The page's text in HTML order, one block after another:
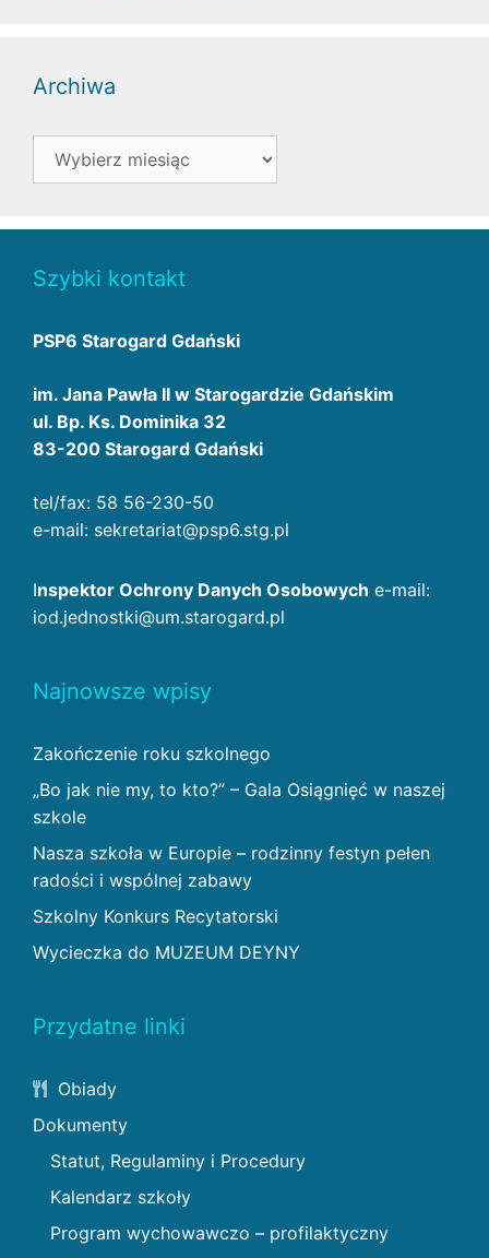
Archiwa
Szybki kontakt
PSP6 Starogard Gdański
im. Jana Pawła II w Starogardzie Gdańskim
ul. Bp. Ks. Dominika 32
83-200 Starogard Gdański
tel/fax: 58 56-230-50
e-mail: sekretariat@psp6.stg.pl
Inspektor Ochrony Danych Osobowych e-mail:
iod.jednostki@um.starogard.pl
Najnowsze wpisy
Zakończenie roku szkolnego
„Bo jak nie my, to kto?” – Gala Osiągnięć w naszej
szkole
Nasza szkoła w Europie – rodzinny festyn pełen
radości i wspólnej zabawy
Szkolny Konkurs Recytatorski
Wycieczka do MUZEUM DEYNY
Przydatne linki
Obiady
Dokumenty
Statut, Regulaminy i Procedury
Kalendarz szkoły
Program wychowawczo – profilaktyczny